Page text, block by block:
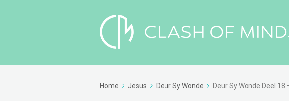
Home Jesus Deur Sy Wonde Deur Sy Wonde Deel 18